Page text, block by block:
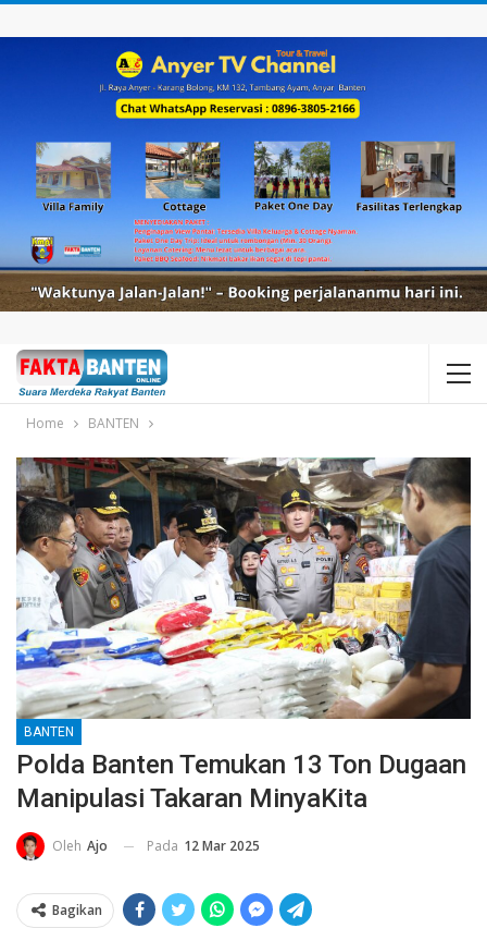
Home BANTEN
BANTEN
Polda Banten Temukan 13 Ton Dugaan
Manipulasi Takaran MinyaKita
Oleh Ajo Pada 12 Mar 2025
Bagikan